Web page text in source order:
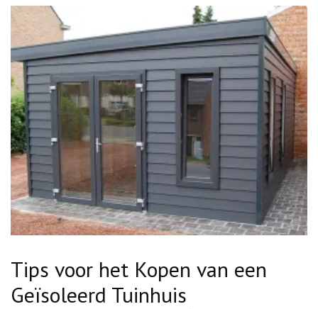
Tips voor het Kopen van een
Geïsoleerd Tuinhuis